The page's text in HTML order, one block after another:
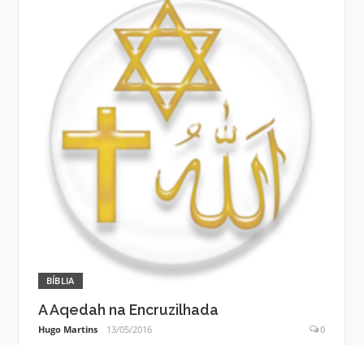
BÍBLIA
A Aqedah na Encruzilhada
Hugo Martins 13/05/2016 0